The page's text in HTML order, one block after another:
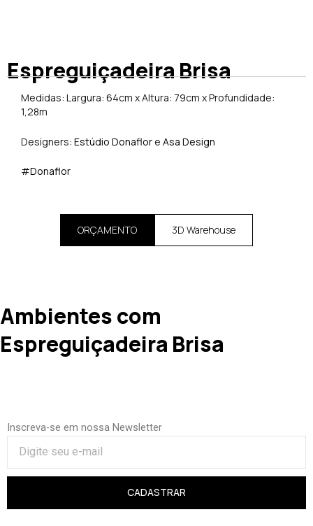
Espreguiçadeira Brisa
Medidas: Largura: 64cm x Altura: 79cm x Profundidade:
1,28m
Designers: Estúdio Donaflor e Asa Design
#Donaflor
ORÇAMENTO 3D Warehouse
Ambientes com
Espreguiçadeira Brisa
Inscreva-se em nossa Newsletter
CADASTRAR